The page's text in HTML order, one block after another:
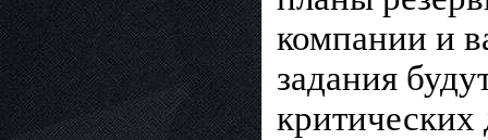
компании и
задания